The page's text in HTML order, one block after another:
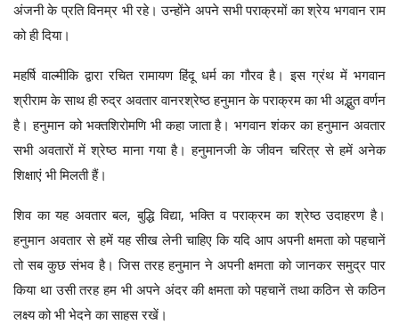
अंजनी के प्रति विनम्र भी रहे। उन्होंने अपने सभी पराक्रमों का श्रेय भगवान राम
को ही दिया।
महर्षि वाल्मीकि द्वारा रचित रामायण हिंदू धर्म का गौरव है। इस ग्रंथ में भगवान
श्रीराम के साथ ही रुद्र अवतार वानरश्रेष्ठ हनुमान के पराक्रम का भी अद्भुत वर्णन
है। हनुमान को भक्तशिरोमणि भी कहा जाता है। भगवान शंकर का हनुमान अवतार
सभी अवतारों में श्रेष्ठ माना गया है। हनुमानजी के जीवन चरित्र से हमें अनेक
शिक्षाएं भी मिलती हैं।
शिव का यह अवतार बल, बुद्धि विद्या, भक्ति व पराक्रम का श्रेष्ठ उदाहरण है।
हनुमान अवतार से हमें यह सीख लेनी चाहिए कि यदि आप अपनी क्षमता को पहचानें
तो सब कुछ संभव है। जिस तरह हनुमान ने अपनी क्षमता को जानकर समुद्र पार
किया था उसी तरह हम भी अपने अंदर की क्षमता को पहचानें तथा कठिन से कठिन
लक्ष्य को भी भेदने का साहस रखें।